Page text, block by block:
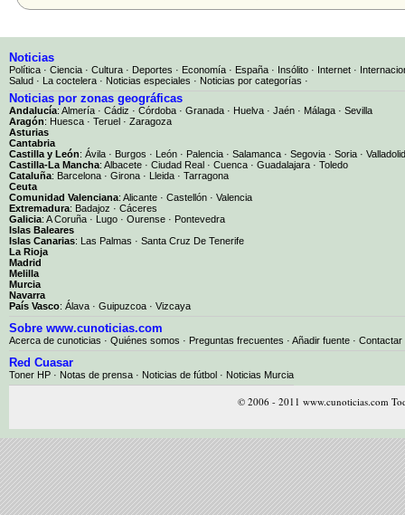
Noticias
Política · Ciencia · Cultura · Deportes · Economía · España · Insólito · Internet ·
Salud · La coctelera · Noticias especiales · Noticias por categorías ·
Noticias por zonas geográficas
Andalucía: Almería · Cádiz · Córdoba · Granada · Huelva · Jaén · Málaga · Sevilla
Aragón: Huesca · Teruel · Zaragoza
Asturias
Cantabria
Castilla y León: Ávila · Burgos · León · Palencia · Salamanca · Segovia · Soria · Valladolid
Castilla-La Mancha: Albacete · Ciudad Real · Cuenca · Guadalajara · Toledo
Cataluña: Barcelona · Girona · Lleida · Tarragona
Ceuta
Comunidad Valenciana: Alicante · Castellón · Valencia
Extremadura: Badajoz · Cáceres
Galicia: A Coruña · Lugo · Ourense · Pontevedra
Islas Baleares
Islas Canarias: Las Palmas · Santa Cruz De Tenerife
La Rioja
Madrid
Melilla
Murcia
Navarra
País Vasco: Álava · Guipuzcoa · Vizcaya
Sobre www.cunoticias.com
Acerca de cunoticias · Quiénes somos · Preguntas frecuentes · Añadir fuente · Contactar
Red Cuasar
Toner HP · Notas de prensa · Noticias de fútbol · Noticias Murcia
© 2006 - 2011 www.cunoticias.com